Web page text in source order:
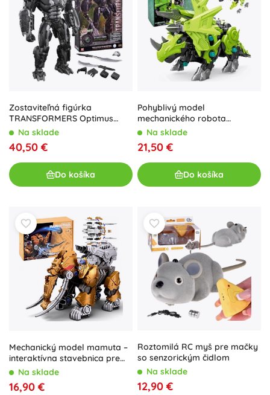
Zostaviteľná figúrka
TRANSFORMERS Optimus
Primal AMK 22 cm od HASBRO
Na sklade
40,50 €
Do košíka
Pohyblivý model
mechanického robota
Triceratopsa
Na sklade
21,50 €
Do košíka
Mechanický model mamuta –
interaktívna stavebnica pre
deti od 8 rokov
Na sklade
16,90 €
Roztomilá RC myš pre mačky
so senzorickým čidlom
Na sklade
12,90 €